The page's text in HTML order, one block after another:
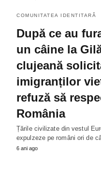
COMUNITATEA IDENTITARĂ
După ce au
un câine la
clujeană
imigranților
refuză să
România
Țările civilizate din vestul
expulzeze pe români ori de
6 ani ago